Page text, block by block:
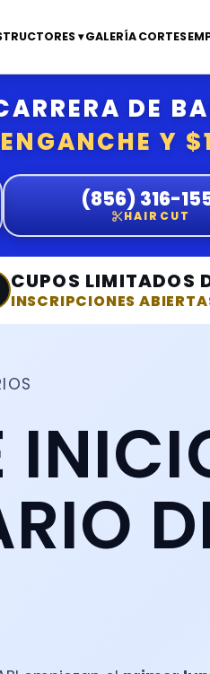
▾GALERÍACORTES
DE
Y
(856) 316-
HAIRCUT
CUPOS LIMITADOS
INSCRIPCIONES